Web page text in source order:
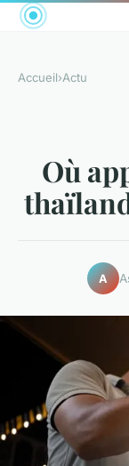
Accueil›Actu
Où
A